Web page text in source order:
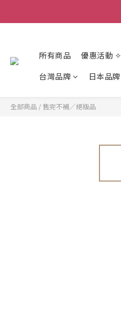
所有商品 優惠活動 ✧
台灣品牌
日本品牌
全部商品 / 售完不補／絕版品